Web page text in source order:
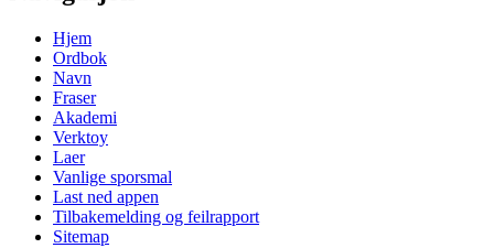
Hjem
Ordbok
Navn
Fraser
Akademi
Verktoy
Laer
Vanlige sporsmal
Last ned appen
Tilbakemelding og feilrapport
Sitemap